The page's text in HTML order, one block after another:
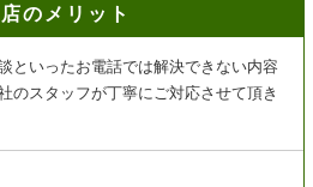
のメリット
といったお電話では解決できない内容
のスタッフが丁寧にご対応させて頂き